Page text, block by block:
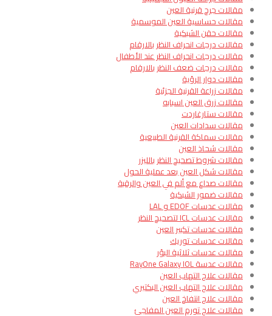
مقالات جرح قرنية العين
مقالات حساسية العين الموسمية
مقالات حقن الشبكية
مقالات درجات انحراف النظر بالارقام
مقالات درجات انحراف النظر عند الأطفال
مقالات درجات ضعف النظر بالارقام
مقالات دوار الرؤية
مقالات زراعة القرنية الجزئية
مقالات زرق العين اسبابه
مقالات ستارغاردت
مقالات سدادات العين
مقالات سماكة القرنية الطبيعية
مقالات شحاذ العين
مقالات شروط تصحيح النظر بالليزر
مقالات شكل العين بعد عملية الحول
مقالات صداع مع ألم في العين والرقبة
مقالات ضمور الشبكية
مقالات عدسات EDOF و LAL
مقالات عدسات ICL لتصحيح النظر
مقالات عدسات تكبير العين
مقالات عدسات توريك
مقالات عدسات ثلاثية البؤر
مقالات عدسة RayOne Galaxy IOL
مقالات علاج التهاب العين
مقالات علاج التهاب العين البكتيري
مقالات علاج انتفاخ العين
مقالات علاج تورم العين المفاجئ